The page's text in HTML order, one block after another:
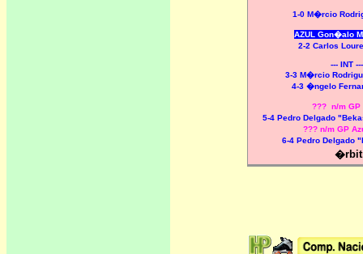
1-0 M�rcio
AZUL Gon�alo
2-2 Carlos
--- INT ---
3-3 M�rcio
4-3 �ngelo
??? n/m
5-4 Pedro Delgado
??? n/m GP
6-4 Pedro Delgado